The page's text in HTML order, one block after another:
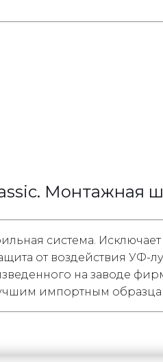
Монтажная
система.
от воздействия УФ-
на заводе
импортным